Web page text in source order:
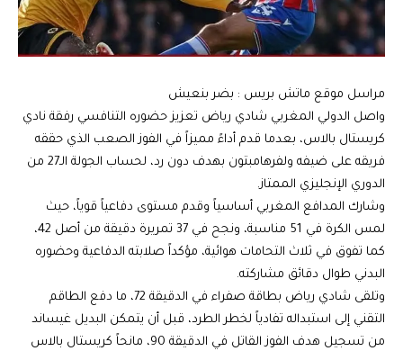
مراسل موقع ماتش بريس : بضر بنعيش
واصل الدولي المغربي شادي رياض تعزيز حضوره التنافسي رفقة نادي
كريستال بالاس، بعدما قدم أداءً مميزاً في الفوز الصعب الذي حققه
فريقه على ضيفه ولفرهامبتون بهدف دون رد، لحساب الجولة الـ27 من
الدوري الإنجليزي الممتاز.
وشارك المدافع المغربي أساسياً وقدم مستوى دفاعياً قوياً، حيث
لمس الكرة في 51 مناسبة، ونجح في 37 تمريرة دقيقة من أصل 42،
كما تفوق في ثلاث التحامات هوائية، مؤكداً صلابته الدفاعية وحضوره
البدني طوال دقائق مشاركته.
وتلقى شادي رياض بطاقة صفراء في الدقيقة 72، ما دفع الطاقم
التقني إلى استبداله تفادياً لخطر الطرد، قبل أن يتمكن البديل غيساند
من تسجيل هدف الفوز القاتل في الدقيقة 90، مانحاً كريستال بالاس